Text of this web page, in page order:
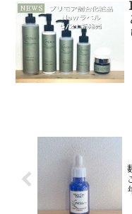
NEWS